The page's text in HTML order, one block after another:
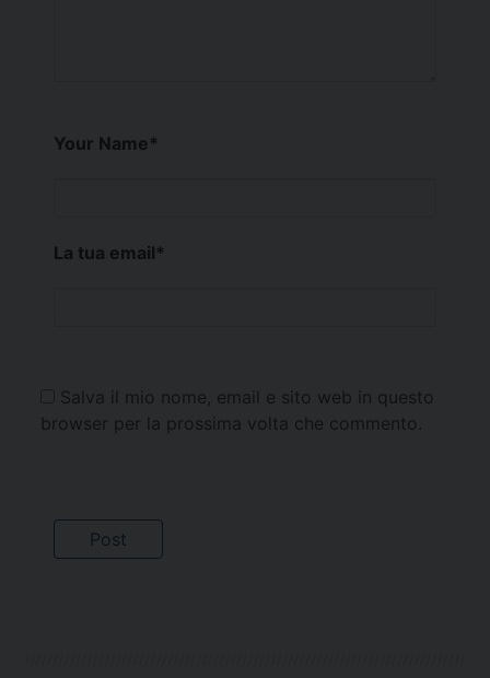
Your Name*
La tua email*
Salva il mio nome, email e sito web in questo
browser per la prossima volta che commento.